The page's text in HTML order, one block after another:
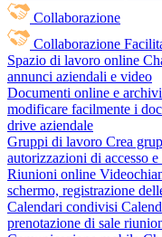
Collaborazione
Collaborazione
Spazio di lavoro online
annunci aziendali e video
Documenti online e
modificare facilmente i
drive aziendale
Gruppi di lavoro Crea
autorizzazioni di accesso
Riunioni online
schermo, registrazione
Calendari condivisi
prenotazione di sale